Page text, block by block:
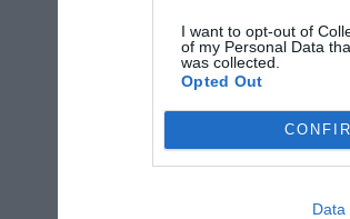
I want to opt-out of
of my Personal Data
was collected.
Opted Out
Data